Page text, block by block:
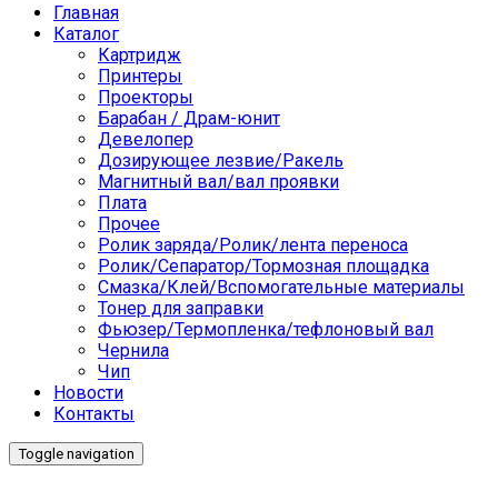
Главная
Каталог
Картридж
Принтеры
Проекторы
Барабан / Драм-юнит
Девелопер
Дозирующее лезвие/Ракель
Магнитный вал/вал проявки
Плата
Прочее
Ролик заряда/Ролик/лента переноса
Ролик/Сепаратор/Тормозная площадка
Смазка/Клей/Вспомогательные материалы
Тонер для заправки
Фьюзер/Термопленка/тефлоновый вал
Чернила
Чип
Новости
Контакты
Toggle navigation